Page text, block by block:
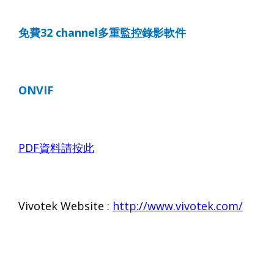
免費32 channel多重監控錄影軟件
ONVIF
PDF資料請按此
Vivotek Website : http://www.vivotek.com/